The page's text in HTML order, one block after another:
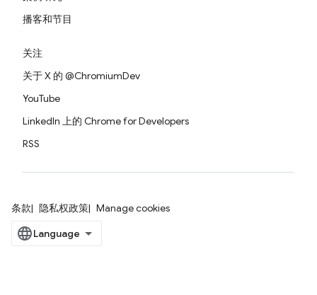
播客和节目
关注
关于 X 的 @ChromiumDev
YouTube
LinkedIn 上的 Chrome for Developers
RSS
条款 隐私权政策 Manage cookies